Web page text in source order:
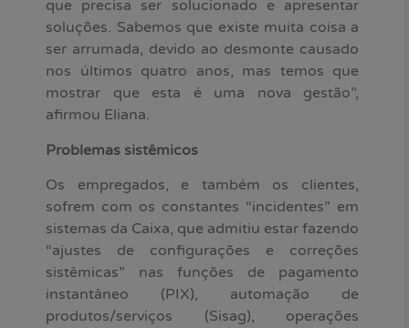
que precisa ser solucionado e apresentar
soluções. Sabemos que existe muita coisa a
ser arrumada, devido ao desmonte causado
nos últimos quatro anos, mas temos que
mostrar que esta é uma nova gestão”,
afirmou Eliana.
Problemas sistêmicos
Os empregados, e também os clientes,
sofrem com os constantes “incidentes” em
sistemas da Caixa, que admitiu estar fazendo
“ajustes de configurações e correções
sistêmicas” nas funções de pagamento
instantâneo (PIX), automação de
produtos/serviços (Sisag), operações